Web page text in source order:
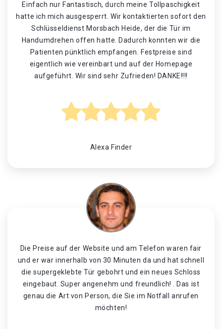
Einfach nur Fantastisch, durch meine Tollpaschigkeit
hatte ich mich ausgesperrt. Wir kontaktierten sofort den
Schlüsseldienst Morsbach Heide, der die Tür im
Handumdrehen offen hatte. Dadurch konnten wir die
Patienten pünktlich empfangen. Festpreise sind
eigentlich wie vereinbart und auf der Homepage
aufgeführt. Wir sind sehr Zufrieden! DANKE!!!!
Alexa Finder
Die Preise auf der Website und am Telefon waren fair
und er war innerhalb von 30 Minuten da und hat schnell
die supergeklebte Tür gebohrt und ein neues Schloss
eingebaut. Super angenehm und freundlich! . Das ist
genau die Art von Person, die Sie im Notfall anrufen
möchten!